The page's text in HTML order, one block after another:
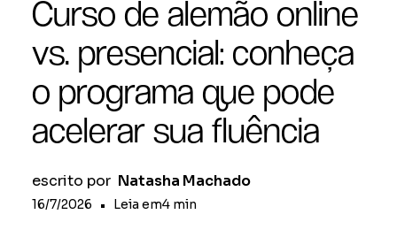
Curso de alemão online
vs. presencial: conheça
o programa que pode
acelerar sua fluência
escrito por Natasha Machado
16/7/2026 • Leia em4 min